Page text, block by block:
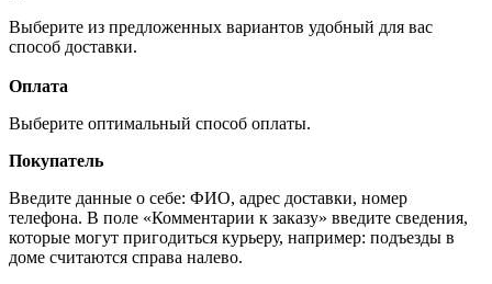
Выберите из предложенных вариантов удобный для вас
способ доставки.
Оплата
Выберите оптимальный способ оплаты.
Покупатель
Введите данные о себе: ФИО, адрес доставки, номер
телефона. В поле «Комментарии к заказу» введите сведения,
которые могут пригодиться курьеру, например: подъезды в
доме считаются справа налево.